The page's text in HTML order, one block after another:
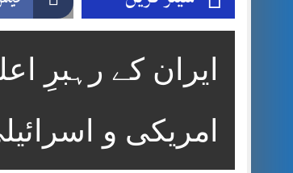
ایران کے رہبرِ
امریکی و